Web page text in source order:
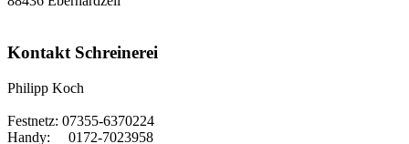
Kontakt Schreinerei
Philipp Koch
Festnetz: 07355-6370224
Handy: 0172-7023958